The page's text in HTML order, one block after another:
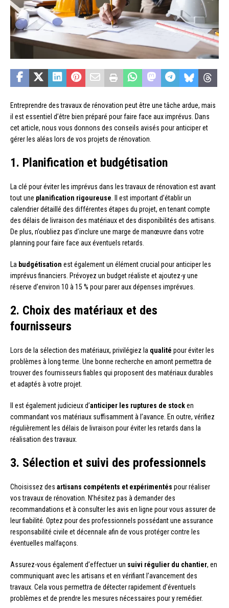
Entreprendre des travaux de rénovation peut être une tâche ardue, mais
il est essentiel d’être bien préparé pour faire face aux imprévus. Dans
cet article, nous vous donnons des conseils avisés pour anticiper et
gérer les aléas lors de vos projets de rénovation.
1. Planification et budgétisation
La clé pour éviter les imprévus dans les travaux de rénovation est avant
tout une planification rigoureuse . Il est important d’établir un
calendrier détaillé des différentes étapes du projet, en tenant compte
des délais de livraison des matériaux et des disponibilités des artisans.
De plus, n’oubliez pas d’inclure une marge de manœuvre dans votre
planning pour faire face aux éventuels retards.
La budgétisation est également un élément crucial pour anticiper les
imprévus financiers. Prévoyez un budget réaliste et ajoutez-y une
réserve d’environ 10 à 15 % pour parer aux dépenses imprévues.
2. Choix des matériaux et des
fournisseurs
Lors de la sélection des matériaux, privilégiez la qualité pour éviter les
problèmes à long terme. Une bonne recherche en amont permettra de
trouver des fournisseurs fiables qui proposent des matériaux durables
et adaptés à votre projet.
Il est également judicieux d’anticiper les ruptures de stocken
commandant vos matériaux suffisamment à l’avance. En outre, vérifiez
régulièrement les délais de livraison pour éviter les retards dans la
réalisation des travaux.
3. Sélection et suivi des professionnels
Choisissez des artisans compétents et expérimentés pour réaliser
vos travaux de rénovation. N’hésitez pas à demander des
recommandations et à consulter les avis en ligne pour vous assurer de
leur fiabilité. Optez pour des professionnels possédant une assurance
responsabilité civile et décennale afin de vous protéger contre les
éventuelles malfaçons.
Assurez-vous également d’effectuer un suivi régulier du chantier, en
communiquant avec les artisans et en vérifiant l’avancement des
travaux. Cela vous permettra de détecter rapidement d’éventuels
problèmes et de prendre les mesures nécessaires pour y remédier.